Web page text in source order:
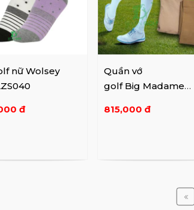
nữ Wolsey
đ
Quần vớ
golf Big Madame
815,000 đ